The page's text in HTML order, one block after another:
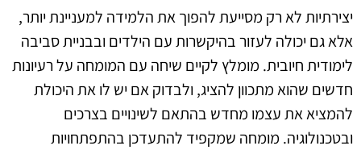
יצירתיות לא רק מסייעת להפוך את הלמידה למעניינת יותר,
אלא גם יכולה לעזור בהיקשרות עם הילדים ובבניית סביבה
לימודית חיובית. מומלץ לקיים שיחה עם המומחה על רעיונות
חדשים שהוא מתכוון להציג, ולבדוק אם יש לו את היכולת
להמציא את עצמו מחדש בהתאם לשינויים בצרכים
ובטכנולוגיה. מומחה שמקפיד להתעדכן בהתפתחויות